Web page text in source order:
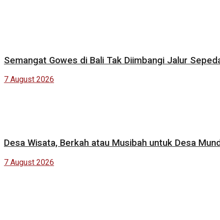
Semangat Gowes di Bali Tak Diimbangi Jalur
7 August 2026
Desa Wisata, Berkah atau Musibah untuk Desa
7 August 2026